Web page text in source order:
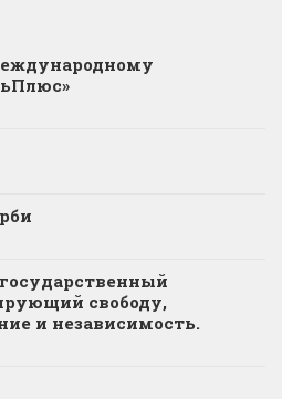
свободу,
и независимость.